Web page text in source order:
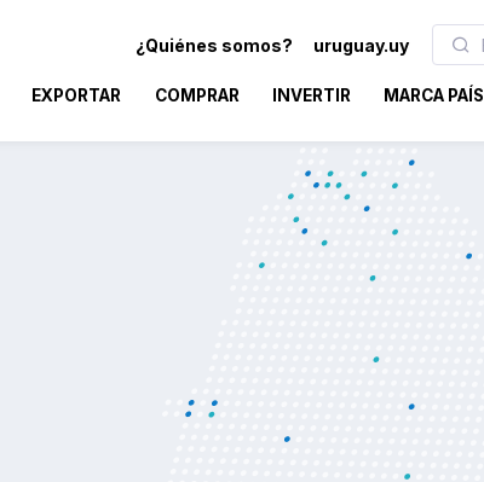
¿Quiénes somos? uruguay.uy
EXPORTAR COMPRAR INVERTIR MARCA PAÍS